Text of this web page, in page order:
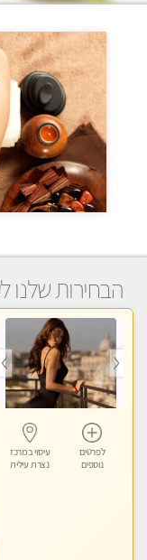
הבחירות שלנו
לפרטים
נוספים
עיסוי במרכז
נצרת עילית